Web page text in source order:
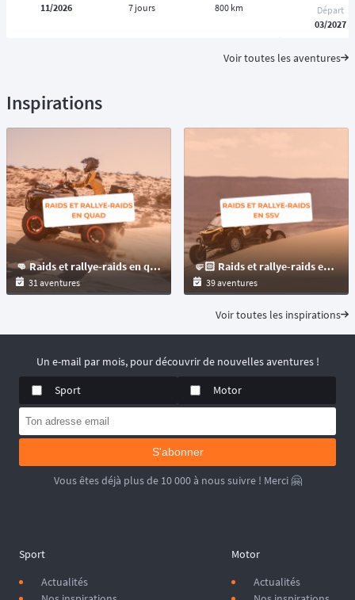
11/2026
7 jours
800 km
Départ
03/2027
Voir toutes les aventures
Inspirations
👊 Raids et rallye-raids en quad à travers le monde
31 aventures
🤛🏻 Raids et rallye-raids en SSV à travers le monde
39 aventures
Voir toutes les inspirations
Un e-mail par mois, pour découvrir de nouvelles aventures !
Sport
Motor
S'abonner
Vous êtes déjà plus de 10 000 à nous suivre ! Merci 🤗
Sport
Actualités
Motor
Actualités